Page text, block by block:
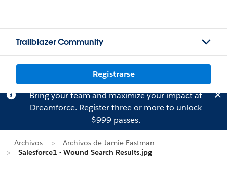
Trailblazer Community
Registrarse
Bring your team and maximize your impact at
Dreamforce. Registerthree or more to unlock
$999 passes.
Archivos
Archivos de Jamie Eastman
Salesforce1 - Wound Search Results.jpg